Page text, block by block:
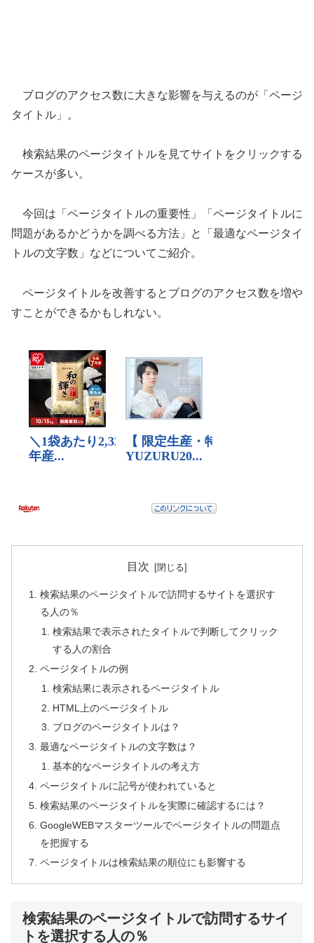
ブログのアクセス数に大きな影響を与えるのが「ページ
タイトル」。
検索結果のページタイトルを見てサイトをクリックする
ケースが多い。
今回は「ページタイトルの重要性」「ページタイトルに
問題があるかどうかを調べる方法」と「最適なページタイ
トルの文字数」などについてご紹介。
ページタイトルを改善するとブログのアクセス数を増や
すことができるかもしれない。
目次
検索結果のページタイトルで訪問するサイトを選択す
る人の％
検索結果で表示されたタイトルで判断してクリック
する人の割合
ページタイトルの例
検索結果に表示されるページタイトル
HTML上のページタイトル
ブログのページタイトルは？
最適なページタイトルの文字数は？
基本的なページタイトルの考え方
ページタイトルに記号が使われていると
検索結果のページタイトルを実際に確認するには？
GoogleWEBマスターツールでページタイトルの問題点
を把握する
ページタイトルは検索結果の順位にも影響する
検索結果のページタイトルで訪問するサイ
トを選択する人の％